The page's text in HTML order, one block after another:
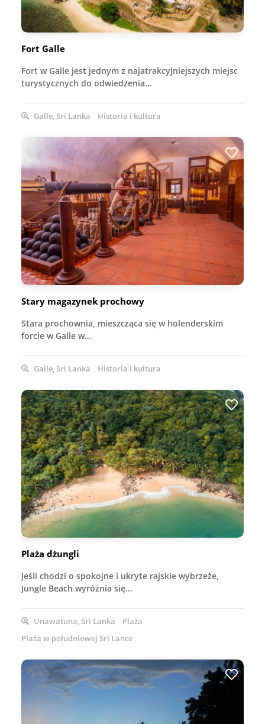
Fort Galle
Fort w Galle jest jednym z najatrakcyjniejszych miejsc
turystycznych do odwiedzenia…
Galle, Sri Lanka Historia i kultura
Stary magazynek prochowy
Stara prochownia, mieszcząca się w holenderskim
forcie w Galle w…
Galle, Sri Lanka Historia i kultura
Plaża dżungli
Jeśli chodzi o spokojne i ukryte rajskie wybrzeże,
Jungle Beach wyróżnia się…
Unawatuna, Sri Lanka
Plaża
Plaża w południowej Sri Lance